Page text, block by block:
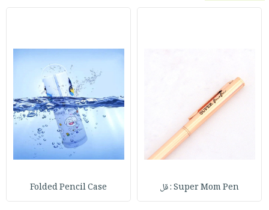
Super Mom Pen : قل Folded Pencil Case